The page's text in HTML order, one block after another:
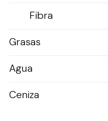
Fibra
Grasas
Agua
Ceniza